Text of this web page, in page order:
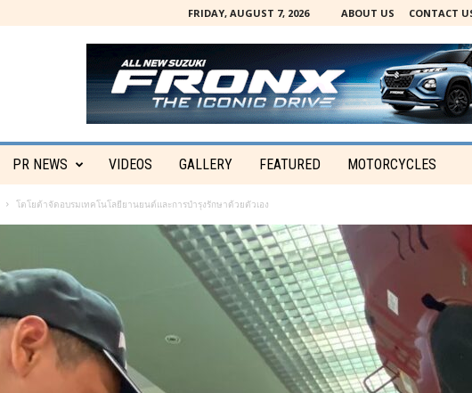
FRIDAY, AUGUST 7, 2026 ABOUT US CONTACT
PR NEWS VIDEOS GALLERY FEATURED MOTORCYCLES
โตโยต้าจัดอบรมเทคโนโลยียานยนต์และการบำรุงรักษาด้วยตัวเอง